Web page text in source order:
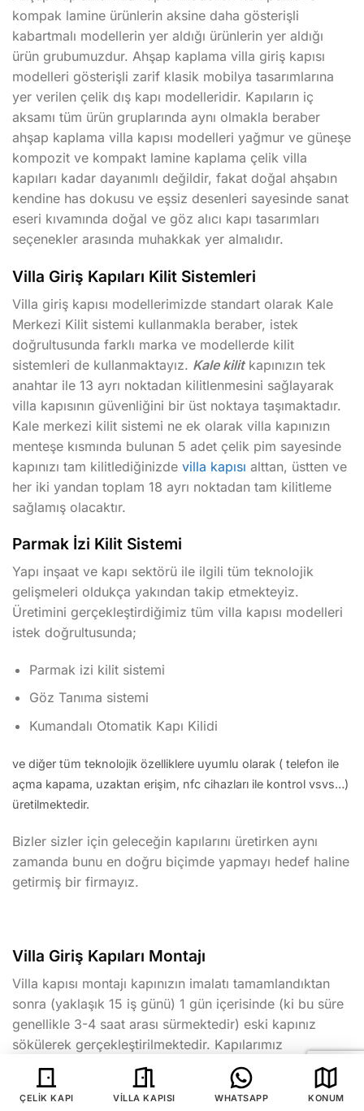
kompak lamine ürünlerin aksine daha gösterişli
kabartmalı modellerin yer aldığı ürünlerin yer aldığı
ürün grubumuzdur. Ahşap kaplama villa giriş kapısı
modelleri gösterişli zarif klasik mobilya tasarımlarına
yer verilen çelik dış kapı modelleridir. Kapıların iç
aksamı tüm ürün gruplarında aynı olmakla beraber
ahşap kaplama villa kapısı modelleri yağmur ve güneşe
kompozit ve kompakt lamine kaplama çelik villa
kapıları kadar dayanımlı değildir, fakat doğal ahşabın
kendine has dokusu ve eşsiz desenleri sayesinde sanat
eseri kıvamında doğal ve göz alıcı kapı tasarımları
seçenekler arasında muhakkak yer almalıdır.
Villa Giriş Kapıları Kilit Sistemleri
Villa giriş kapısı modellerimizde standart olarak Kale
Merkezi Kilit sistemi kullanmakla beraber, istek
doğrultusunda farklı marka ve modellerde kilit
sistemleri de kullanmaktayız. Kale kilit kapınızın tek
anahtar ile 13 ayrı noktadan kilitlenmesini sağlayarak
villa kapısının güvenliğini bir üst noktaya taşımaktadır.
Kale merkezi kilit sistemi ne ek olarak villa kapınızın
menteşe kısmında bulunan 5 adet çelik pim sayesinde
kapınızı tam kilitlediğinizde villa kapısı alttan, üstten ve
her iki yandan toplam 18 ayrı noktadan tam kilitleme
sağlamış olacaktır.
Parmak İzi Kilit Sistemi
Yapı inşaat ve kapı sektörü ile ilgili tüm teknolojik
gelişmeleri oldukça yakından takip etmekteyiz.
Üretimini gerçekleştirdiğimiz tüm villa kapısı modelleri
istek doğrultusunda;
Parmak izi kilit sistemi
Göz Tanıma sistemi
Kumandalı Otomatik Kapı Kilidi
ve diğer tüm teknolojik özelliklere uyumlu olarak ( telefon ile
açma kapama, uzaktan erişim, nfc cihazları ile kontrol vsvs…)
üretilmektedir.
Bizler sizler için geleceğin kapılarını üretirken aynı
zamanda bunu en doğru biçimde yapmayı hedef haline
getirmiş bir firmayız.
Villa Giriş Kapıları Montajı
Villa kapısı montajı kapınızın imalatı tamamlandıktan
sonra (yaklaşık 15 iş günü) 1 gün içerisinde (ki bu süre
genellikle 3-4 saat arası sürmektedir) eski kapınız
sökülerek gerçekleştirilmektedir. Kapılarımız
takılacakları alanın ölçüsüne özel üretim
yapıldıklarından kenarlarda bir doldurma işlemine
ihtiyaç duymamaktadır.
ÇELIK KAPI VILLA KAPISI WHATSAPP KONUM